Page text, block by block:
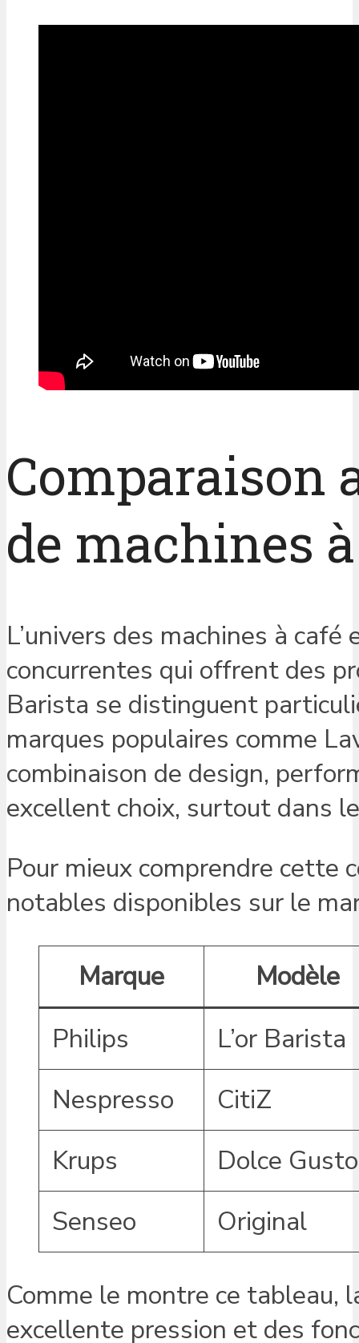
Comparaison
de machines
L’univers des machines à
concurrentes qui offrent des
Barista se distinguent
marques populaires comme
combinaison de design,
excellent choix, surtout dans
Pour mieux comprendre cette
notables disponibles sur le
Marque
Modèle
Philips
L’or Barista
Nespresso
CitiZ
Krups
Dolce Gusto
Senseo
Original
Comme le montre ce tableau,
excellente pression et des